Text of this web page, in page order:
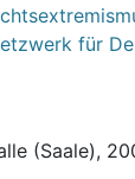
für
(Saale),